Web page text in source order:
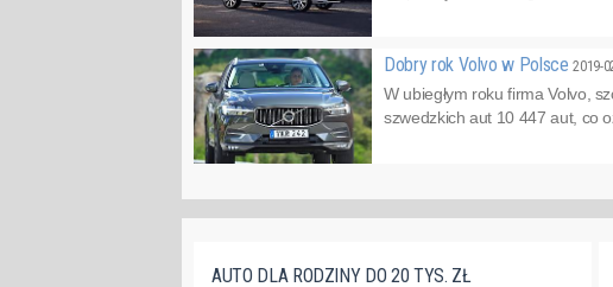
Dobry rok Volvo w Polsce2019-
W ubiegłym roku firma Volvo,
szwedzkich aut 10 447 aut, co
AUTO DLA RODZINY DO 20 TYS. ZŁ